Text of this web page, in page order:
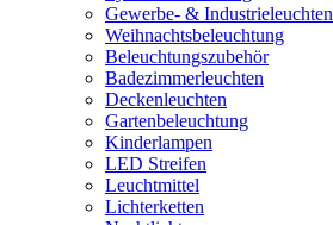
Gewerbe- & Industrieleuchten
Weihnachtsbeleuchtung
Beleuchtungszubehör
Badezimmerleuchten
Deckenleuchten
Gartenbeleuchtung
Kinderlampen
LED Streifen
Leuchtmittel
Lichterketten